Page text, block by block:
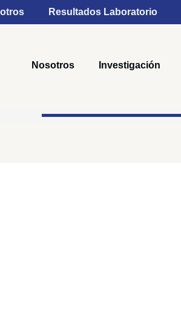
Resultados Laboratorio
Nosotros Investigación